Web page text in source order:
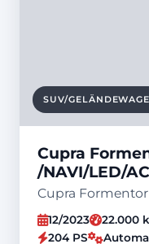
SUV/
Cupra
/NAVI/LED/
Cupra Formentor
12/2023 22.000
204 PS